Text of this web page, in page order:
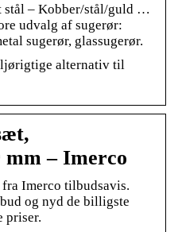
stål – Kobber/stål/guld …
udvalg af sugerør:
sugerør, glassugerør.
alternativ til
– Imerco
Imerco tilbudsavis.
og nyd de billigste
priser.